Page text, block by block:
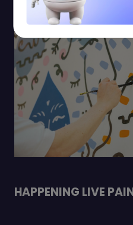
HAPPENING LIVE